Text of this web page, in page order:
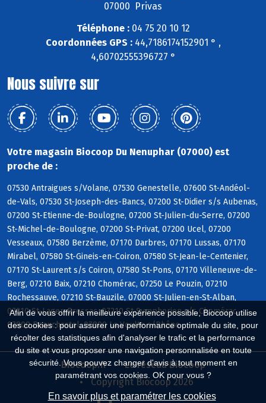
Afin de vous offrir la meilleure expérience possible, Biocoop utilise
des cookies : pour assurer une performance optimale du site, pour
récolter des statistiques afin d'analyser le trafic et la performance
du site et vous proposer une navigation personnalisée en toute
sécurité. Vous pouvez changer d'avis à tout moment en
paramétrant vos cookies. OK pour vous ?
En savoir plus et paramétrer les cookies
07000 Privas
Téléphone :04 75 20 10 12
Coordonnées GPS :44,7186174152901 ° ,
4,60702555396727 °
Nous suivre sur
Votre magasin Biocoop Du Nenuphar (07000) est
proche de :
07530 Antraigues s/Volane, 07530 Genestelle, 07600 St-Andéol-
de-Vals, 07530 St-Joseph-des-Bancs, 07200 St-Didier s/s Aubenas,
07200 St-Etienne-de-Boulogne, 07200 St-Julien-du-Serre, 07200
St-Michel-de-Boulogne, 07200 St-Privat, 07200 Ucel, 07200
Vesseaux, 07580 Berzème, 07170 Darbres, 07170 Lussas, 07170
Mirabel, 07580 St-Gineis-en-Coiron, 07580 St-Jean-le-Centenier,
07170 St-Laurent s/s Coiron, 07580 St-Pons, 07170 Villeneuve-de-
Berg, 07210 Baix, 07210 Chomérac, 07250 Le Pouzin, 07210
Rochessauve, 07210 St-Bauzile, 07000 St-Julien-en-St-Alban,
07210 St-Lager-Bressac, 07210 St-Symphorien s/s Chomérac,
07800 Beauchastel, 07800 La Voulte s/Rhône
Biocoop.fr
Le réseau Biocoop
Copyright Biocoop 2026